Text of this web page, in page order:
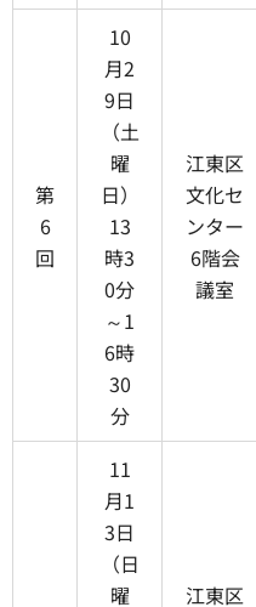
第
6
回
10
月2
9日
（土
曜
日）
13
時3
0分
～1
6時
30
分
江東区
文化セ
ンター
6階会
議室
11
月1
3日
（日
曜
江東区